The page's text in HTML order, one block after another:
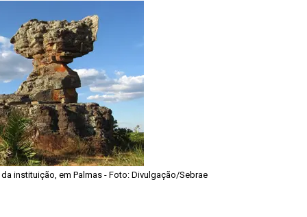
instituição, em Palmas - Foto: Divulgação/Sebrae